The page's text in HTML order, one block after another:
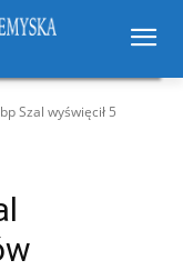
Szal wyświęcił 5